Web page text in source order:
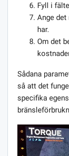
Fyll i
Ange det
har.
Om det
Sådana
så att det
specifika